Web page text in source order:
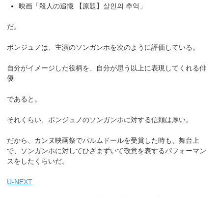
映画「殺人の追憶 【原題】살인의 추억」
だ。
ポンジュノは、主演のソンガンホを次のように評価している。
自分がイメージした役柄を、自分が思う以上に表現してくれる俳
優
であると。
それくらい、ポンジュノのソンガンホに対する信頼は厚い。
だから、カンヌ映画祭でパルムドールを受賞した時も、舞台上
で、ソンガンホに対してひざまずいて敬意を表するパフォーマン
スをしたくらいだ。
U-NEXT